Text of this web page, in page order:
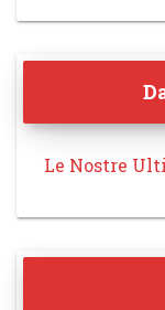
Le Nostre